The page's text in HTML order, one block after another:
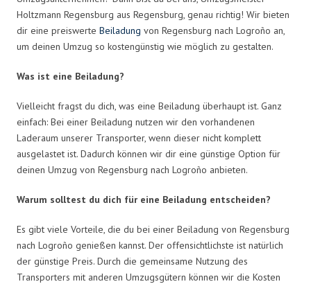
Holtzmann Regensburg aus Regensburg, genau richtig! Wir bieten
dir eine preiswerte Beiladung von Regensburg nach Logroño an,
um deinen Umzug so kostengünstig wie möglich zu gestalten.
Was ist eine Beiladung?
Vielleicht fragst du dich, was eine Beiladung überhaupt ist. Ganz
einfach: Bei einer Beiladung nutzen wir den vorhandenen
Laderaum unserer Transporter, wenn dieser nicht komplett
ausgelastet ist. Dadurch können wir dir eine günstige Option für
deinen Umzug von Regensburg nach Logroño anbieten.
Warum solltest du dich für eine Beiladung entscheiden?
Es gibt viele Vorteile, die du bei einer Beiladung von Regensburg
nach Logroño genießen kannst. Der offensichtlichste ist natürlich
der günstige Preis. Durch die gemeinsame Nutzung des
Transporters mit anderen Umzugsgütern können wir die Kosten